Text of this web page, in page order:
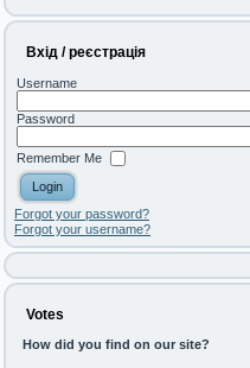
Вхід / реєстрація
Username
Password
Remember Me
Forgot your password?
Forgot your username?
Votes
How did you find on our site?